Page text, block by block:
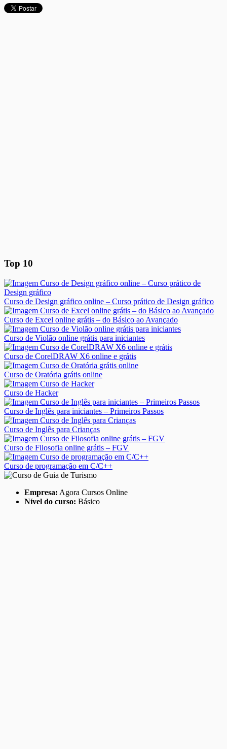
Top 10
Curso de Design gráfico online – Curso prático de Design gráfico
Curso de Excel online grátis – do Básico ao Avançado
Curso de Violão online grátis para iniciantes
Curso de CorelDRAW X6 online e grátis
Curso de Oratória grátis online
Curso de Hacker
Curso de Inglês para iniciantes – Primeiros Passos
Curso de Inglês para Crianças
Curso de Filosofia online grátis – FGV
Curso de programação em C/C++
Empresa: Agora Cursos Online
Nível do curso: Básico